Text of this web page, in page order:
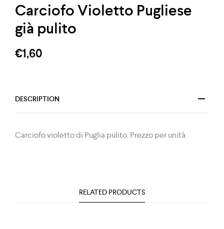
Carciofo Violetto Pugliese
già pulito
€1,60
DESCRIPTION
Carciofo violetto di Puglia pulito. Prezzo per unità.
RELATED PRODUCTS